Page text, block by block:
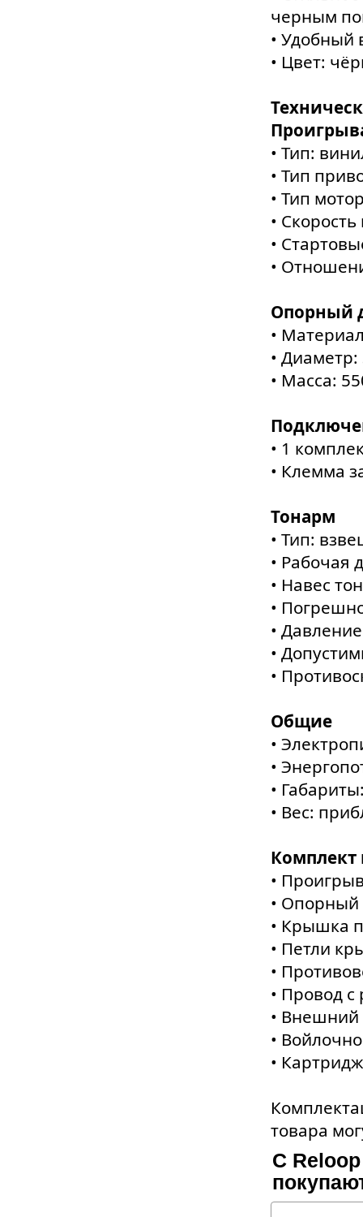
черным
• Удобный
• Цвет:
• Тип:
• Тип
• Тип
•
•
•
Опорный
•
•
• Масса:
• 1
• Клемма
Тонарм
• Тип:
• Рабочая
• Навес
•
•
•
•
Общие
•
•
•
• Вес:
Комплект
•
• Опорный
• Крышка
• Петли
•
• Провод с
• Внешний
•
•
товара
С